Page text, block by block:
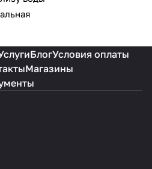
БлогУсловия оплаты
Магазины